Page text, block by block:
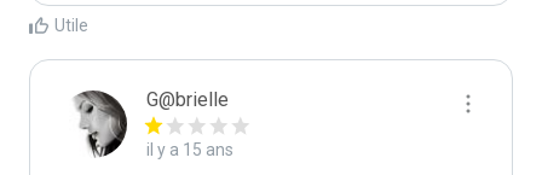
Utile
G@brielle
il y a 15 ans